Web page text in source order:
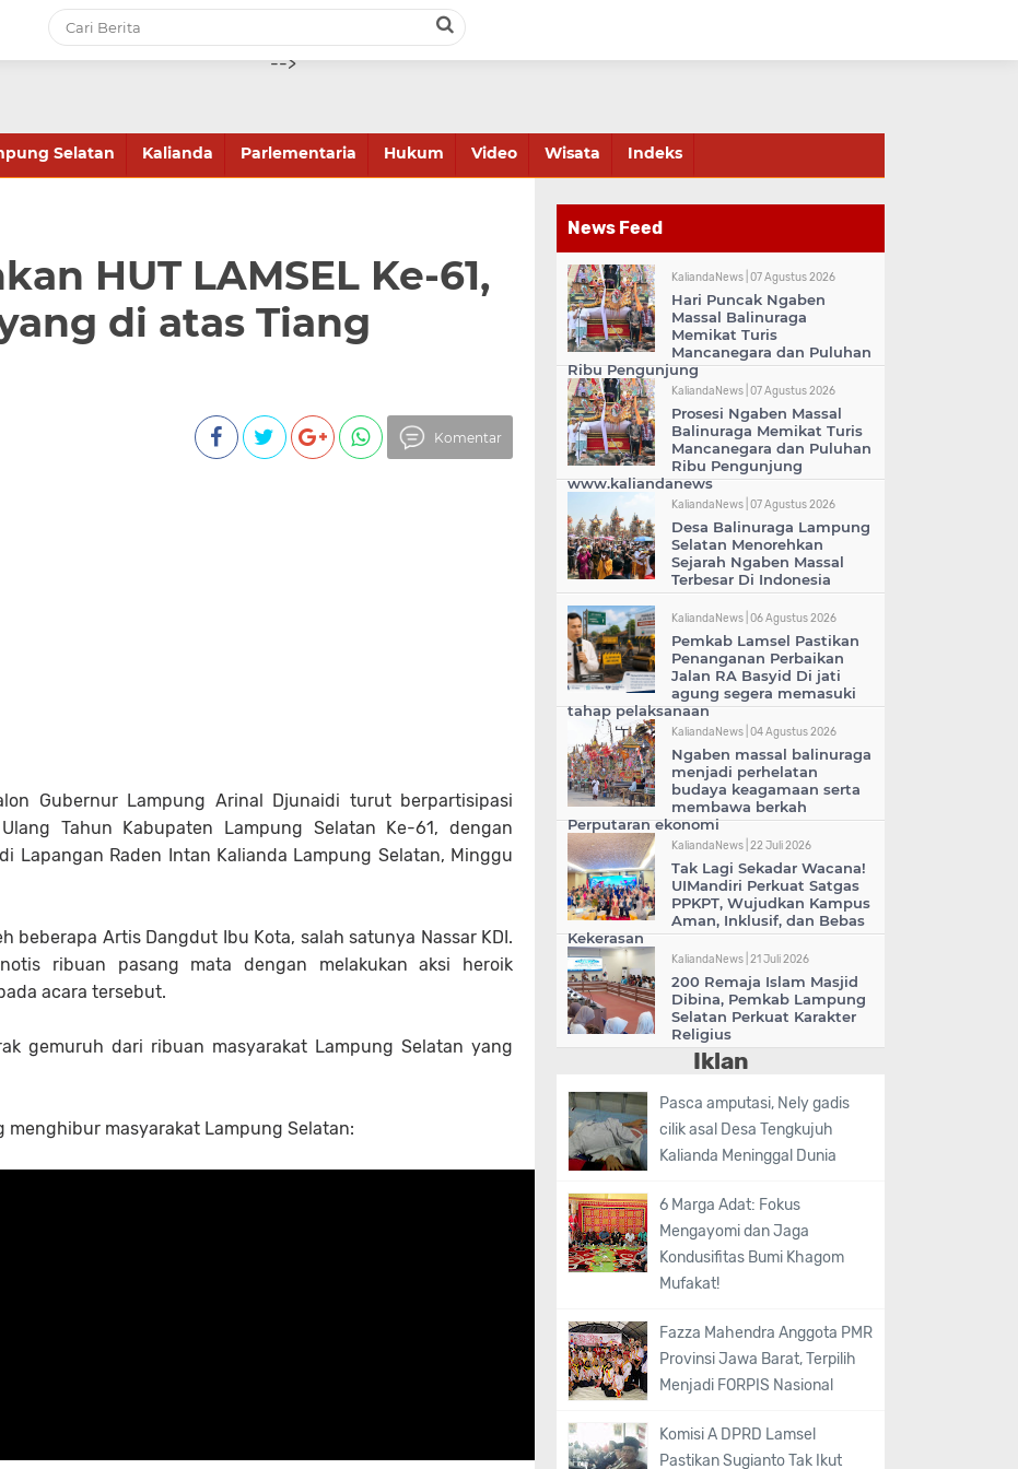
-->
Selatan Kalianda Parlementaria Hukum Video Wisata Indeks
HUT LAMSEL Ke-61,
di atas Tiang
Komentar
Gubernur Lampung Arinal Djunaidi turut berpartisipasi
Tahun Kabupaten Lampung Selatan Ke-61, dengan
Lapangan Raden Intan Kalianda Lampung Selatan, Minggu
beberapa Artis Dangdut Ibu Kota, salah satunya Nassar KDI.
ribuan pasang mata dengan melakukan aksi heroik
acara tersebut.
gemuruh dari ribuan masyarakat Lampung Selatan yang
menghibur masyarakat Lampung Selatan:
News Feed
KaliandaNews | 07 Agustus 2026
Hari Puncak Ngaben
Massal Balinuraga
Memikat Turis
Mancanegara dan Puluhan
Ribu Pengunjung
KaliandaNews | 07 Agustus 2026
Prosesi Ngaben Massal
Balinuraga Memikat Turis
Mancanegara dan Puluhan
Ribu Pengunjung
www.kaliandanews
KaliandaNews | 07 Agustus 2026
Desa Balinuraga Lampung
Selatan Menorehkan
Sejarah Ngaben Massal
Terbesar Di Indonesia
KaliandaNews | 06 Agustus 2026
Pemkab Lamsel Pastikan
Penanganan Perbaikan
Jalan RA Basyid Di jati
agung segera memasuki
tahap pelaksanaan
KaliandaNews | 04 Agustus 2026
Ngaben massal balinuraga
menjadi perhelatan
budaya keagamaan serta
membawa berkah
Perputaran ekonomi
KaliandaNews | 22 Juli 2026
Tak Lagi Sekadar Wacana!
UIMandiri Perkuat Satgas
PPKPT, Wujudkan Kampus
Aman, Inklusif, dan Bebas
Kekerasan
KaliandaNews | 21 Juli 2026
200 Remaja Islam Masjid
Dibina, Pemkab Lampung
Selatan Perkuat Karakter
Religius
Iklan
Pasca amputasi, Nely gadis
cilik asal Desa Tengkujuh
Kalianda Meninggal Dunia
6 Marga Adat: Fokus
Mengayomi dan Jaga
Kondusifitas Bumi Khagom
Mufakat!
Fazza Mahendra Anggota PMR
Provinsi Jawa Barat, Terpilih
Menjadi FORPIS Nasional
Komisi A DPRD Lamsel
Pastikan Sugianto Tak Ikut